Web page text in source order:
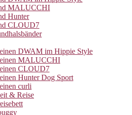
MALUCCHI
Hunter
CLOUD7
DWAM im Hippie Style
MALUCCHI
CLOUD7
Hunter Dog Sport
curli
& Reise